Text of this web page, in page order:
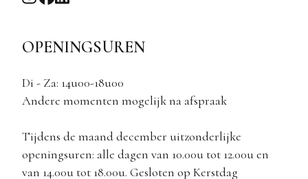
OPENINGSUREN
Di - Za: 14u00-18u00
Andere momenten mogelijk na afspraak
Tijdens de maand december uitzonderlijke
openingsuren: alle dagen van 10.00u tot 12.00u en
van 14.00u tot 18.00u. Gesloten op Kerstdag